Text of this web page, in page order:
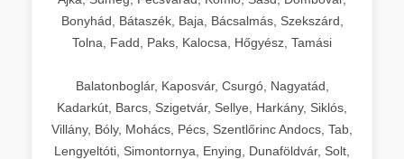
Bonyhád, Bátaszék, Baja, Bácsalmás, Szekszárd,
Tolna, Fadd, Paks, Kalocsa, Hőgyész, Tamási
Balatonboglár, Kaposvár, Csurgó, Nagyatád,
Kadarkút, Barcs, Szigetvár, Sellye, Harkány, Siklós,
Villány, Bóly, Mohács, Pécs, Szentlőrinc Andocs, Tab,
Lengyeltóti, Simontornya, Enying, Dunaföldvár, Solt,